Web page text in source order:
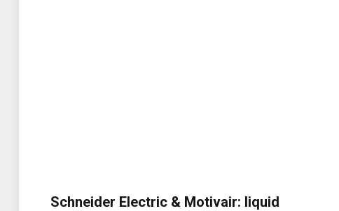
Schneider Electric & Motivair: liquid